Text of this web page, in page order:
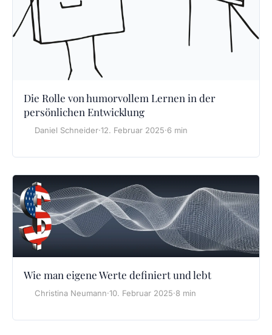
Die Rolle von humorvollem Lernen in der
persönlichen Entwicklung
Daniel Schneider·12. Februar 2025·6 min
Wie man eigene Werte definiert und lebt
Christina Neumann·10. Februar 2025·8 min